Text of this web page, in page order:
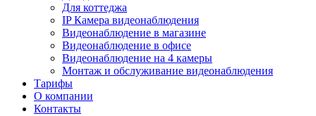
Для коттеджа
IP Камера видеонаблюдения
Видеонаблюдение в магазине
Видеонаблюдение в офисе
Видеонаблюдение на 4 камеры
Монтаж и обслуживание видеонаблюдения
Тарифы
О компании
Контакты